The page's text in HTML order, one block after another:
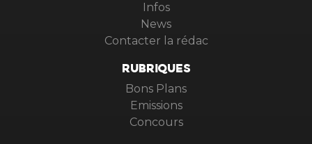
Infos
News
Contacter la rédac
RUBRIQUES
Bons Plans
Emissions
Concours